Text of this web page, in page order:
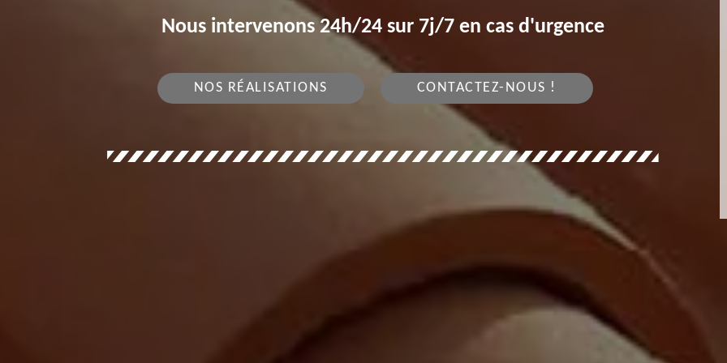
Nous intervenons 24h/24 sur 7j/7 en cas d'urgence
NOS RÉALISATIONS CONTACTEZ-NOUS !